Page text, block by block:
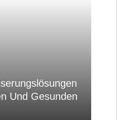
Und Gesunden